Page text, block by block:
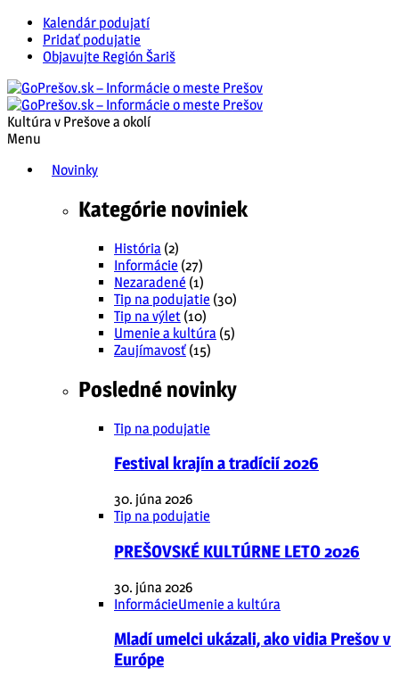
Kalendár podujatí
Pridať podujatie
Objavujte Región Šariš
Kultúra v Prešove a okolí
Menu
Novinky
Kategórie noviniek
História (2)
Informácie (27)
Nezaradené (1)
Tip na podujatie (30)
Tip na výlet (10)
Umenie a kultúra (5)
Zaujímavosť (15)
Posledné novinky
Tip na podujatie
Festival krajín a tradícií 2026
30. júna 2026
Tip na podujatie
PREŠOVSKÉ KULTÚRNE LETO 2026
30. júna 2026
InformácieUmenie a kultúra
Mladí umelci ukázali, ako vidia Prešov v
Európe